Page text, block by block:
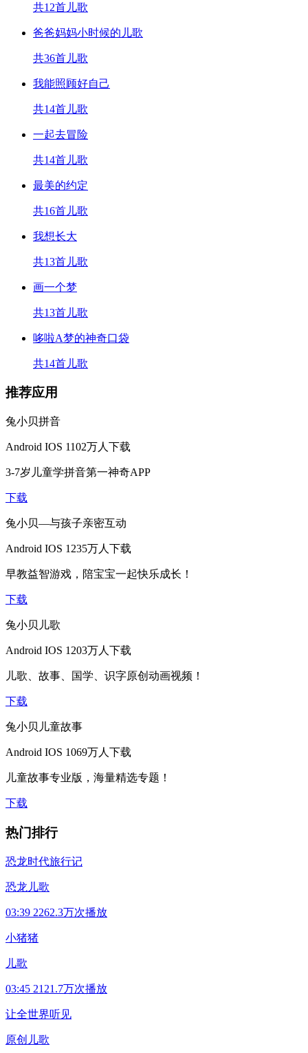
共12首儿歌
爸爸妈妈小时候的儿歌
共36首儿歌
我能照顾好自己
共14首儿歌
一起去冒险
共14首儿歌
最美的约定
共16首儿歌
我想长大
共13首儿歌
画一个梦
共13首儿歌
哆啦A梦的神奇口袋
共14首儿歌
推荐应用
兔小贝拼音
Android IOS 1102万人下载
3-7岁儿童学拼音第一神奇APP
下载
兔小贝—与孩子亲密互动
Android IOS 1235万人下载
早教益智游戏，陪宝宝一起快乐成长！
下载
兔小贝儿歌
Android IOS 1203万人下载
儿歌、故事、国学、识字原创动画视频！
下载
兔小贝儿童故事
Android IOS 1069万人下载
儿童故事专业版，海量精选专题！
下载
热门排行
恐龙时代旅行记
恐龙儿歌
03:39 2262.3万次播放
小猪猪
儿歌
03:45 2121.7万次播放
让全世界听见
原创儿歌